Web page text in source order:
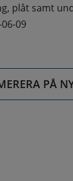
plåt samt
09
PÅ